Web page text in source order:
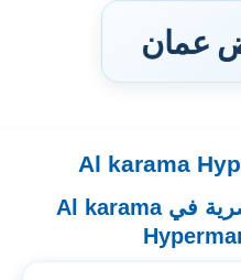
عمان
Al karama
عروض وخصومات حصرية في Al karama